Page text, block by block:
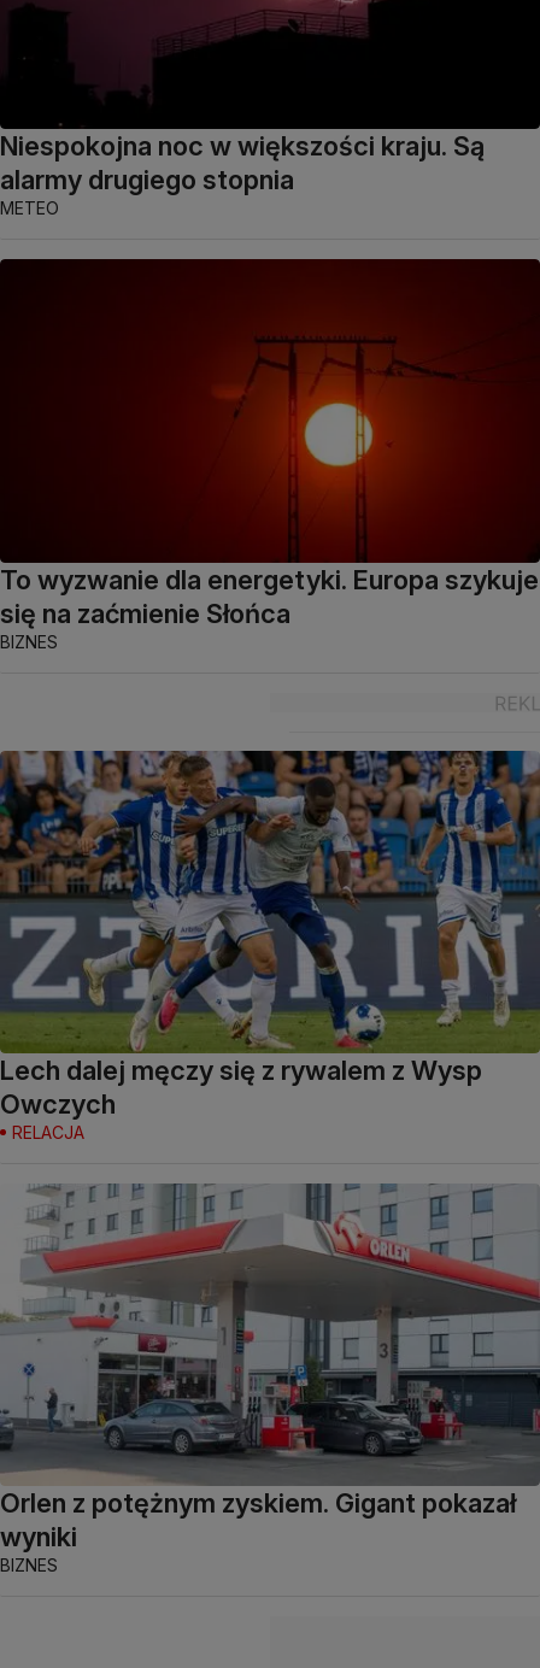
Niespokojna noc w większości kraju. Są
alarmy drugiego stopnia
METEO
To wyzwanie dla energetyki. Europa szykuje
się na zaćmienie Słońca
BIZNES
Lech dalej męczy się z rywalem z Wysp
Owczych
RELACJA
Orlen z potężnym zyskiem. Gigant pokazał
wyniki
BIZNES